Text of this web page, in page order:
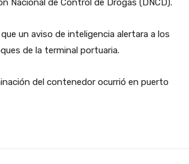
Nacional de Control de Drogas (DNCD).
un aviso de inteligencia alertara a los
de la terminal portuaria.
del contenedor ocurrió en puerto